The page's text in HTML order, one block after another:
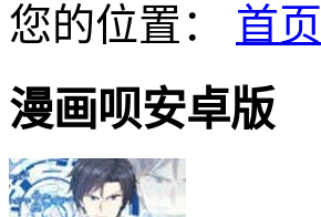
您的位置： 首页
漫画呗安卓版